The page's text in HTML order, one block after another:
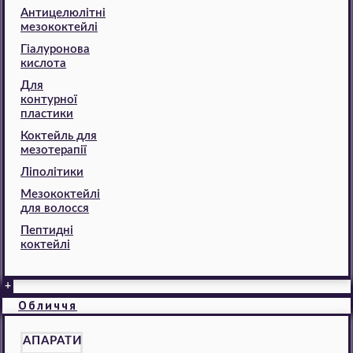
Антицелюлітні
мезококтейлі
Гіалуронова
кислота
Для
контурної
пластики
Коктейль для
мезотерапії
Ліполітики
Мезококтейлі
для волосся
Пептидні
коктейлі
+
Обличчя
АПАРАТИ